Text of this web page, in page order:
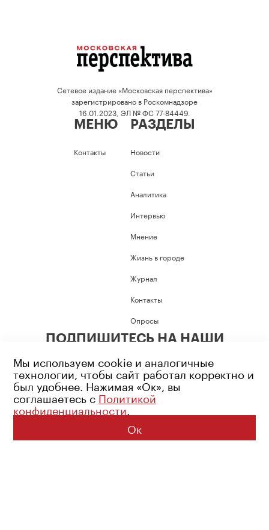
Сетевое издание «Московская перспектива»
зарегистрировано в Роскомнадзоре
16.01.2023, ЭЛ № ФС 77-84449.
МЕНЮ
Контакты
РАЗДЕЛЫ
Новости
Статьи
Аналитика
Интервью
Мнение
Жизнь в городе
Журнал
Контакты
Опросы
ПОДПИШИТЕСЬ НА НАШИ
Возрастное ограничение: 16+
Политика конфиденциальности
© 2026 Все права защищены
Мы используем cookie и аналогичные
технологии, чтобы сайт работал корректно и
был удобнее. Нажимая «Ок», вы
соглашаетесь с Политикой
конфиденциальности.
Ок